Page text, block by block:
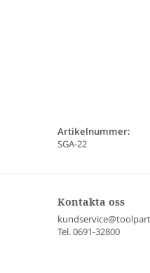
Artikelnummer:
SGA-22
Kontakta oss
Tel. 0691-32800